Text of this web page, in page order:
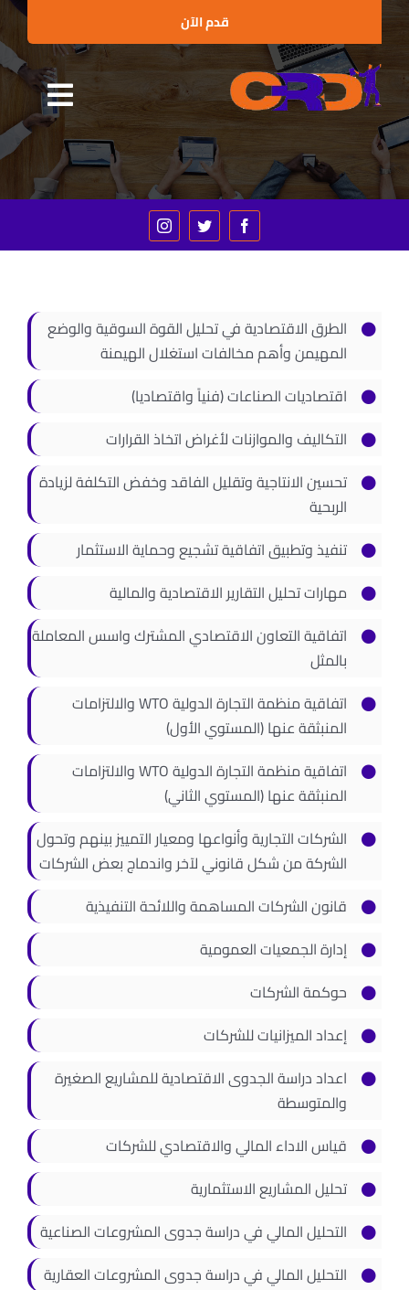
content
قدم الآن
الرئيسية
من نحن
البرامج التدريبية
الأخبار
الفعاليات
اتصل بنا
الطرق الاقتصادية في تحليل القوة السوقية والوضع
المهيمن وأهم مخالفات استغلال الهيمنة
اقتصاديات الصناعات (فنياً واقتصاديا)
التكاليف والموازنات لأغراض اتخاذ القرارات
تحسين الانتاجية وتقليل الفاقد وخفض التكلفة لزيادة
الربحية
تنفيذ وتطبيق اتفاقية تشجيع وحماية الاستثمار
مهارات تحليل التقارير الاقتصادية والمالية
اتفاقية التعاون الاقتصادي المشترك واسس المعاملة
بالمثل
اتفاقية منظمة التجارة الدولية WTO والالتزامات
المنبثقة عنها (المستوي الأول)
اتفاقية منظمة التجارة الدولية WTO والالتزامات
المنبثقة عنها (المستوي الثاني)
الشركات التجارية وأنواعها ومعيار التمييز بينهم وتحول
الشركة من شكل قانوني لآخر واندماج بعض الشركات
قانون الشركات المساهمة واللائحة التنفيذية
إدارة الجمعيات العمومية
حوكمة الشركات
إعداد الميزانيات للشركات
اعداد دراسة الجدوى الاقتصادية للمشاريع الصغيرة
والمتوسطة
قياس الاداء المالي والاقتصادي للشركات
تحليل المشاريع الاستثمارية
التحليل المالي في دراسة جدوى المشروعات الصناعية
التحليل المالي في دراسة جدوى المشروعات العقارية